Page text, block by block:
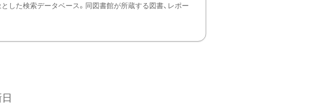
した検索データベース。同図書館が所蔵する図書、レポー